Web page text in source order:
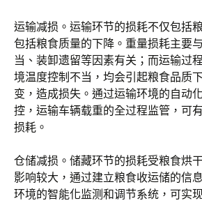
运输减损。运输环节的损耗不仅包括
包括粮食质量的下降。重量损耗主要
当、装卸遗留等因素有关；而运输过
境温度控制不当，均会引起粮食品质
变，造成损失。通过运输环境的自动
控，运输车辆载重的全过程监管，可
损耗。
仓储减损。储藏环节的损耗受粮食烘
影响较大，通过建立粮食收运储的信
环境的智能化监测和调节系统，可实